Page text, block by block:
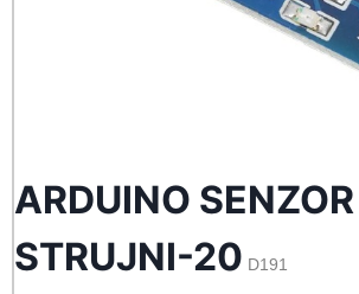
ARDUINO SENZOR
STRUJNI-20 D191